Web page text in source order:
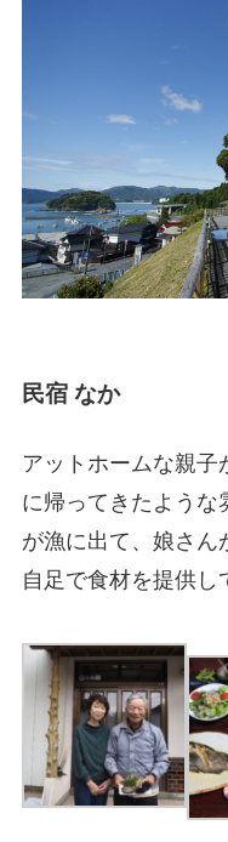
民宿 なか
アットホームな親子
に帰ってきたような
が漁に出て、娘さん
自足で食材を提供し